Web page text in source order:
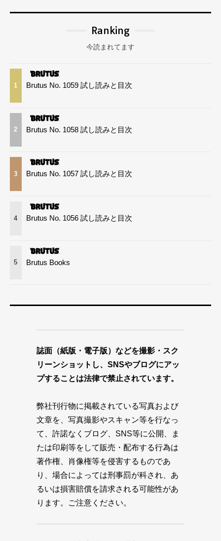
Ranking
今読まれてます
1 Brutus No. 1059 試し読みと目次
2 Brutus No. 1058 試し読みと目次
3 Brutus No. 1057 試し読みと目次
4 Brutus No. 1056 試し読みと目次
5 Brutus Books
誌面（紙版・電子版）などを撮影・スク
リーンショットし、SNSやブログにアッ
プすることは法律で禁止されています。
弊社刊行物に掲載されている写真および
文章を、写真撮影やスキャン等を行なっ
て、許諾なくブログ、SNS等に公開、ま
たは印刷等をして販売・配布する行為は
著作権、肖像権等を侵害するものであ
り、場合によっては刑事罰が科され、あ
るいは損害賠償を請求される可能性があ
ります。ご注意ください。